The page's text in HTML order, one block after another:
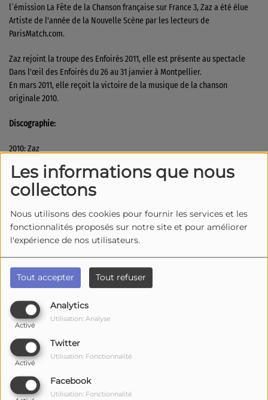
Les informations que nous
collectons
Nous utilisons des cookies pour fournir les services et les
fonctionnalités proposés sur notre site et pour améliorer
l'expérience de nos utilisateurs.
Tout accepter Tout refuser
Analytics
Activé
Utilisation: Analyse
Twitter
Activé
Utilisation: Fonctionnalité
Facebook
Utilisation: Fonctionnalité
l`émission La Fête de la Chanson française sur France 3, Zaz a été élue
Artiste de l'année de la Nouvelle Scène par les lecteurs de
ParisMatch.com.
Zaz rejoint la troupe des Enfoirés 2011, elle est présente au spectacle
Dans l'œil des Enfoirés du 26 au 31 janvier à Montpellier.
En mars 2011, elle reçoit la victoire de la musique de la chanson
originale 2010.
Discographie:
2010: Zaz
2013: Recto Verso
2014: Paris
2018: Effet Miroir
2021: Isa
2022: Isa (Nouvelle édition)
Source
Top Titres
1